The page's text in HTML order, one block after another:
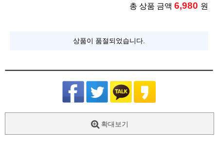
총 상품 금액 6,980 원
상품이 품절되었습니다.
확대보기